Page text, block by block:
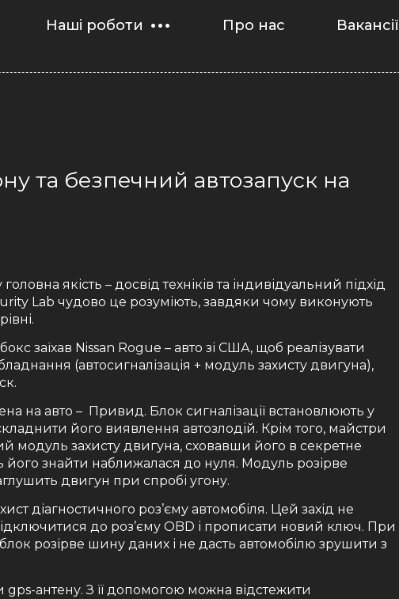
Наші роботи Про нас Вакансії
та безпечний автозапуск на
головна якість – досвід техніків та індивідуальний підхід
Lab чудово це розуміють, завдяки чому виконують
заїхав Nissan Rogue – авто зі США, щоб реалізувати
(автосигналізація + модуль захисту двигуна),
​​на авто – Привид. Блок сигналізації встановлюють у
його виявлення автозлодій. Крім того, майстри
модуль захисту двигуна, сховавши його в секретне
його знайти наближалася до нуля. Модуль розірве
двигун при спробі угону.
діагностичного роз’єму автомобіля. Цей захід не
до роз’єму OBD і прописати новий ключ. При
розірве шину даних і не дасть автомобілю зрушити з
антену. З її допомогою можна відстежити